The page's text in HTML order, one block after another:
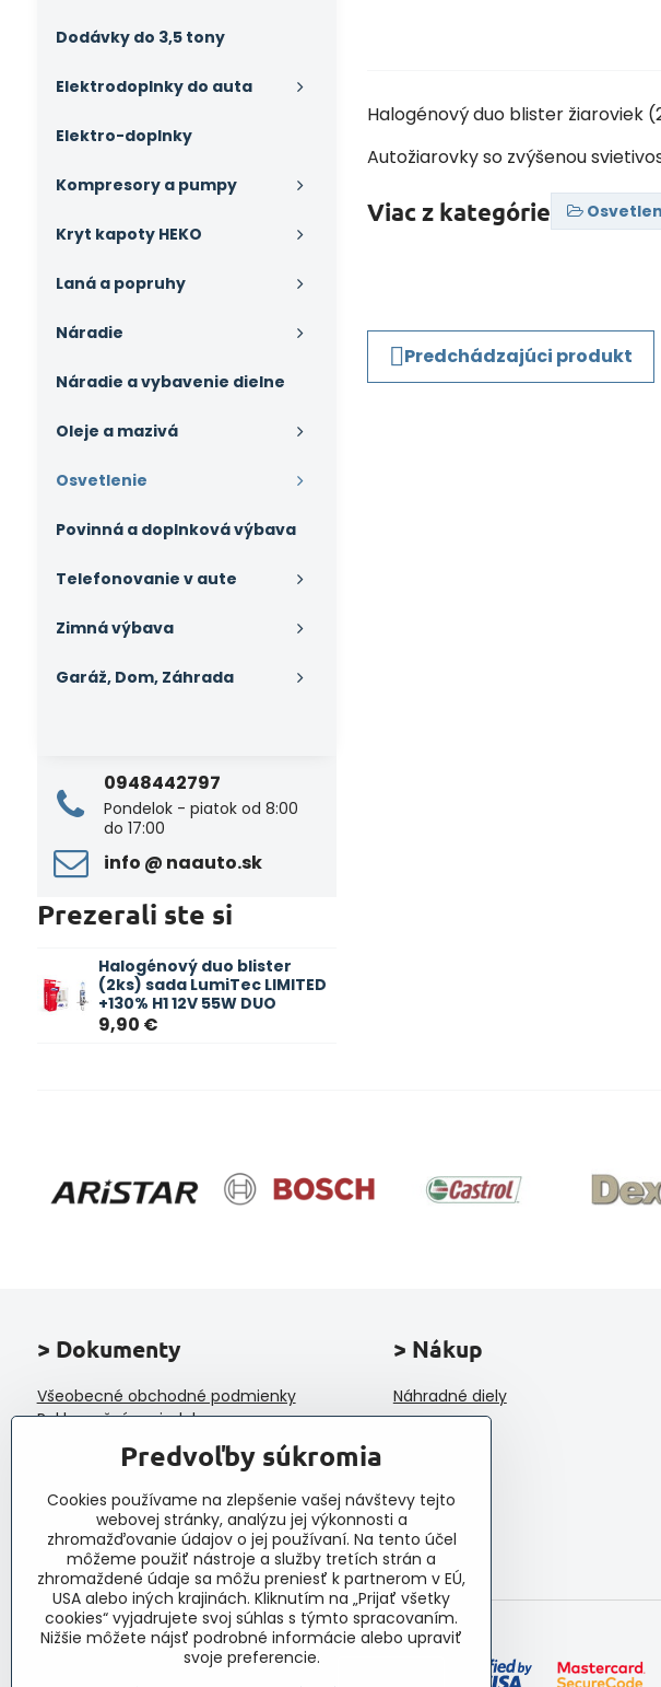
Halogénový duo blister žiaroviek
Autožiarovky so zvýšenou
Viac z kategórie
Predchádzajúci produkt
Dodávky do 3,5 tony
Elektrodoplnky do auta
Elektro-doplnky
Kompresory a pumpy
Kryt kapoty HEKO
Laná a popruhy
Náradie
Náradie a vybavenie dielne
Oleje a mazivá
Osvetlenie
Povinná a doplnková výbava
Telefonovanie v aute
Zimná výbava
Garáž, Dom, Záhrada
0948442797
Pondelok - piatok od 8:00
do 17:00
info ​@ naauto​.sk
Prezerali ste si
Halogénový duo blister
(2ks) sada LumiTec LIMITED
+130% H1 12V 55W DUO
9,90 €
> Dokumenty
Všeobecné obchodné podmienky
Reklamačný poriadok
Ochrana osobných údajov a poučenie o
Reklamačný formulár
Formulár na odstúpenie od zmluvy
Protokol o prijatí a vybavení reklamácie
Veľkoobchod
> Nákup
Náhradné diely
Predvoľby súkromia
Cookies používame na zlepšenie vašej návštevy tejto
webovej stránky, analýzu jej výkonnosti a
zhromažďovanie údajov o jej používaní. Na tento účel
môžeme použiť nástroje a služby tretích strán a
zhromaždené údaje sa môžu preniesť k partnerom v EÚ,
USA alebo iných krajinách. Kliknutím na „Prijať všetky
cookies“ vyjadrujete svoj súhlas s týmto spracovaním.
Nižšie môžete nájsť podrobné informácie alebo upraviť
svoje preferencie.